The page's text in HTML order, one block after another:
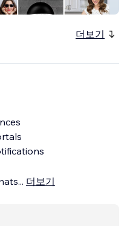
더보기
... 더보기